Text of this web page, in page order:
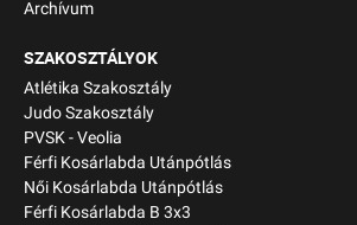
Archívum
SZAKOSZTÁLYOK
Atlétika Szakosztály
Judo Szakosztály
PVSK - Veolia
Férfi Kosárlabda Utánpótlás
Női Kosárlabda Utánpótlás
Férfi Kosárlabda B 3x3